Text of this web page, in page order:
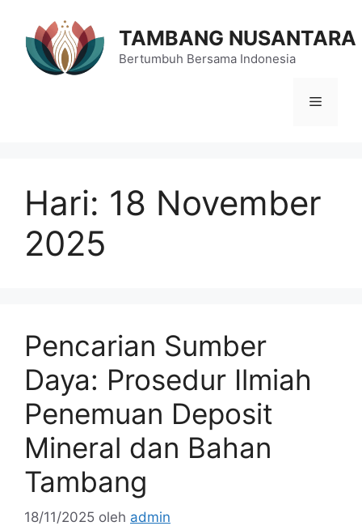
TAMBANG NUSANTARA
Bertumbuh Bersama Indonesia
Menu
Hari: 18 November
2025
Pencarian Sumber
Daya: Prosedur Ilmiah
Penemuan Deposit
Mineral dan Bahan
Tambang
18/11/2025 oleh admin